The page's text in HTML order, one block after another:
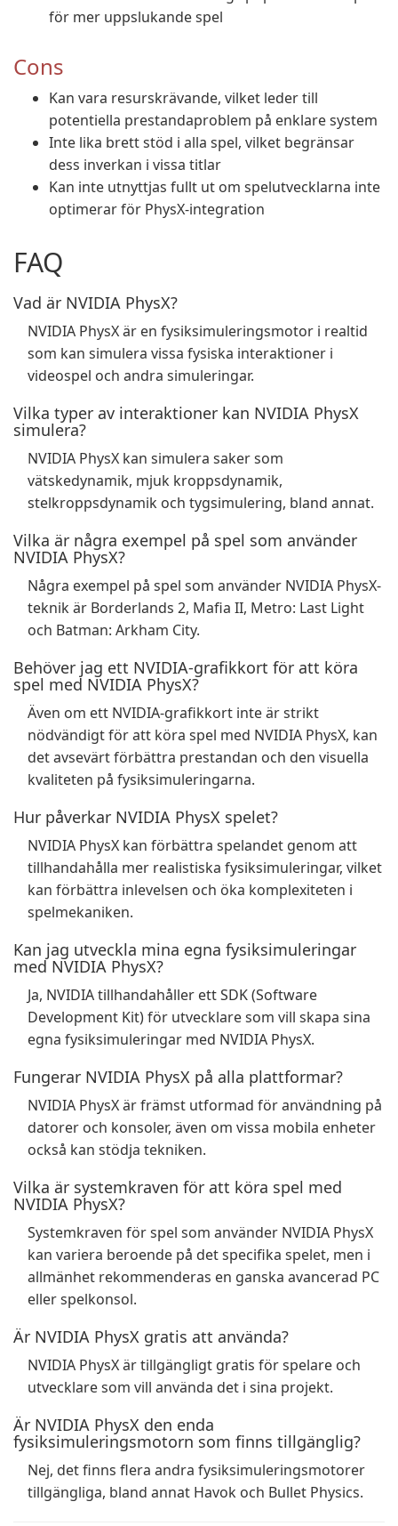
för mer uppslukande spel
Cons
Kan vara resurskrävande, vilket leder till
potentiella prestandaproblem på enklare system
Inte lika brett stöd i alla spel, vilket begränsar
dess inverkan i vissa titlar
Kan inte utnyttjas fullt ut om spelutvecklarna inte
optimerar för PhysX-integration
FAQ
Vad är NVIDIA PhysX?
NVIDIA PhysX är en fysiksimuleringsmotor i realtid
som kan simulera vissa fysiska interaktioner i
videospel och andra simuleringar.
Vilka typer av interaktioner kan NVIDIA PhysX
simulera?
NVIDIA PhysX kan simulera saker som
vätskedynamik, mjuk kroppsdynamik,
stelkroppsdynamik och tygsimulering, bland annat.
Vilka är några exempel på spel som använder
NVIDIA PhysX?
Några exempel på spel som använder NVIDIA PhysX-
teknik är Borderlands 2, Mafia II, Metro: Last Light
och Batman: Arkham City.
Behöver jag ett NVIDIA-grafikkort för att köra
spel med NVIDIA PhysX?
Även om ett NVIDIA-grafikkort inte är strikt
nödvändigt för att köra spel med NVIDIA PhysX, kan
det avsevärt förbättra prestandan och den visuella
kvaliteten på fysiksimuleringarna.
Hur påverkar NVIDIA PhysX spelet?
NVIDIA PhysX kan förbättra spelandet genom att
tillhandahålla mer realistiska fysiksimuleringar, vilket
kan förbättra inlevelsen och öka komplexiteten i
spelmekaniken.
Kan jag utveckla mina egna fysiksimuleringar
med NVIDIA PhysX?
Ja, NVIDIA tillhandahåller ett SDK (Software
Development Kit) för utvecklare som vill skapa sina
egna fysiksimuleringar med NVIDIA PhysX.
Fungerar NVIDIA PhysX på alla plattformar?
NVIDIA PhysX är främst utformad för användning på
datorer och konsoler, även om vissa mobila enheter
också kan stödja tekniken.
Vilka är systemkraven för att köra spel med
NVIDIA PhysX?
Systemkraven för spel som använder NVIDIA PhysX
kan variera beroende på det specifika spelet, men i
allmänhet rekommenderas en ganska avancerad PC
eller spelkonsol.
Är NVIDIA PhysX gratis att använda?
NVIDIA PhysX är tillgängligt gratis för spelare och
utvecklare som vill använda det i sina projekt.
Är NVIDIA PhysX den enda
fysiksimuleringsmotorn som finns tillgänglig?
Nej, det finns flera andra fysiksimuleringsmotorer
tillgängliga, bland annat Havok och Bullet Physics.